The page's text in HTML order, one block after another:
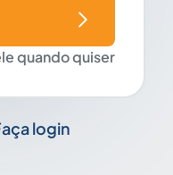
quando quiser
login